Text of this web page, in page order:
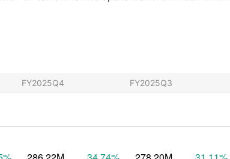
FY2025Q4 FY2025Q3